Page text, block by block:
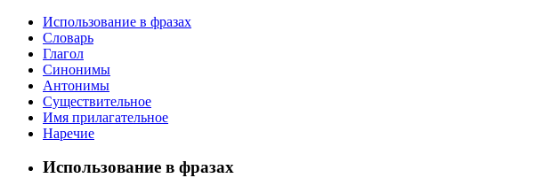
Использование в фразах
Словарь
Глагол
Синонимы
Антонимы
Существительное
Имя прилагательное
Наречие
Использование в фразах